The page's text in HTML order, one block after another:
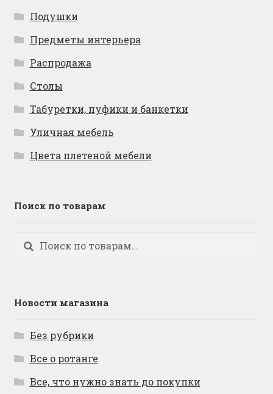
Подушки
Предметы интерьера
Распродажа
Столы
Табуретки, пуфики и банкетки
Уличная мебель
Цвета плетеной мебели
Поиск по товарам
Искать:
Поиск
Новости магазина
Без рубрики
Все о ротанге
Все, что нужно знать до покупки